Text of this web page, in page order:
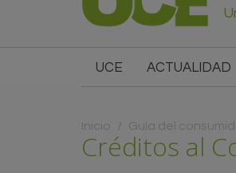
UCE ACTUALIDAD
Usted está aquí
Inicio Guía del
Créditos al